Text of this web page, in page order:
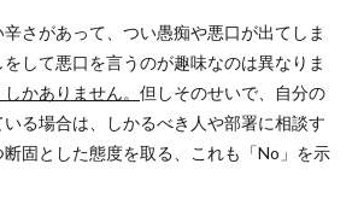
さがあって、つい愚痴や悪口が出てしま
して悪口を言うのが趣味なのは異なりま
かありません。 但しそのせいで、自分の
る場合は、しかるべき人や部署に相談す
固とした態度を取る、これも「No」を示